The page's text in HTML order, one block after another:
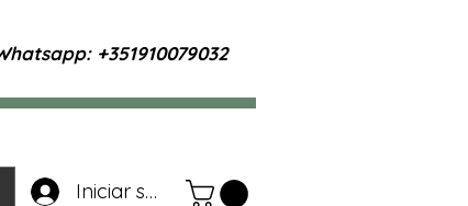
+351910079032
Iniciar sesión